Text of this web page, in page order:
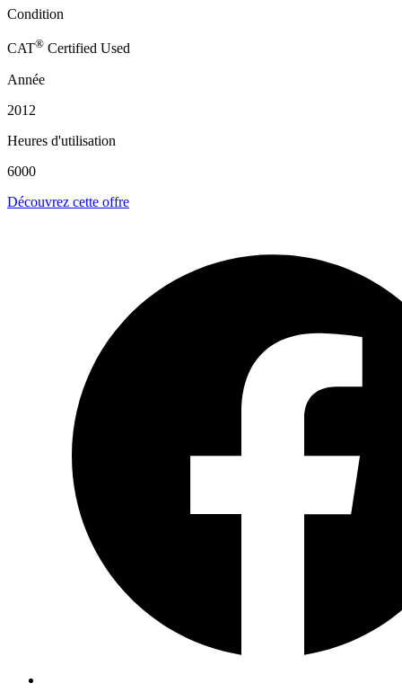
Condition
CAT® Certified Used
Année
2012
Heures d'utilisation
6000
Découvrez cette offre